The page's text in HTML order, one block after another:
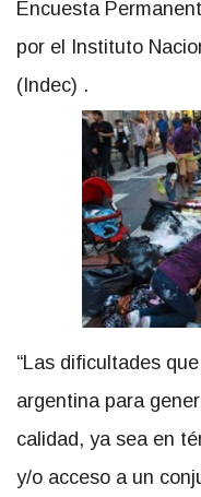
Encuesta
por el Instituto
(Indec) .
“Las dificultades
argentina para
calidad, ya sea en
y/o acceso a un